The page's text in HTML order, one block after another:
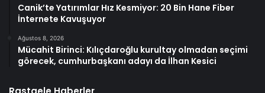
Canik’te Yatırımlar Hız Kesmiyor: 20 Bin Hane Fiber
İnternete Kavuşuyor
Ağustos 8, 2026
Mücahit Birinci: Kılıçdaroğlu kurultay olmadan seçimi
görecek, cumhurbaşkanı adayı da İlhan Kesici